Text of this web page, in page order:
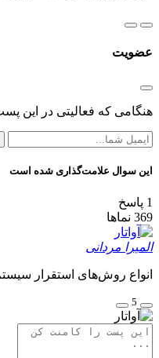
عضویت
هنگامی که فعالیتی در این
این سوال علامت‌گذاری شده است
1 پاسخ
369 نماها
المیرا مردانی
انواع روش‌های استقرار
5